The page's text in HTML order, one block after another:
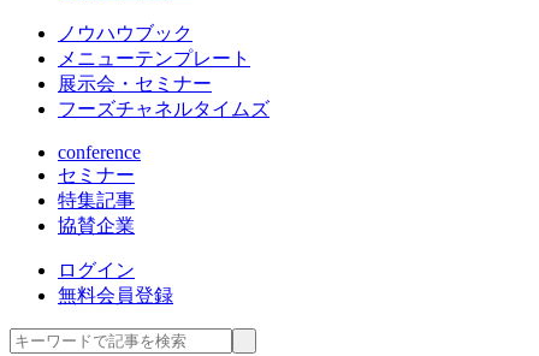
ノウハウブック
メニューテンプレート
展示会・セミナー
フーズチャネルタイムズ
conference
セミナー
特集記事
協賛企業
ログイン
無料会員登録